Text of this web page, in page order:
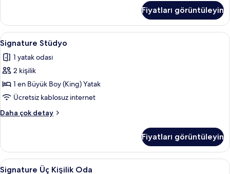
Oda
hakkında
daha
fazla
detay
Fiyatları görüntüleyin
Signature
Stüdyo
için
tüm
fotoğrafları
görün
30
Signature Stüdyo
1 yatak odası
2 kişilik
1 en Büyük Boy (King) Yatak
Ücretsiz kablosuz internet
Daha çok detay
Signature
fazla
detay
Fiyatları görüntüleyin
Signature
15
Signature Üç Kişilik Oda